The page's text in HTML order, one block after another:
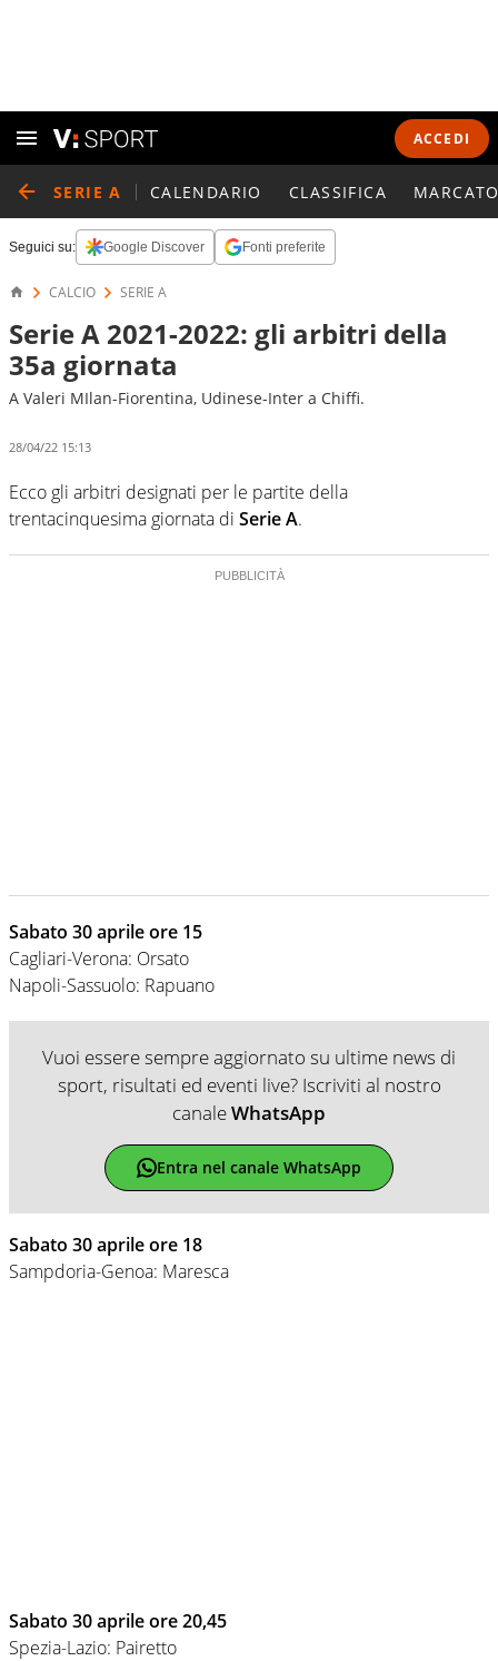
ACCEDI
SERIE A CALENDARIO CLASSIFICA
Seguici su: Google Discover Fonti preferite
CALCIO SERIE A
Serie A 2021-2022: gli arbitri della
35a giornata
A Valeri MIlan-Fiorentina, Udinese-Inter a Chiffi.
28/04/22 15:13
Ecco gli arbitri designati per le partite della
trentacinquesima giornata di Serie A.
Sabato 30 aprile ore 15
Cagliari-Verona: Orsato
Napoli-Sassuolo: Rapuano
Vuoi essere sempre aggiornato su ultime news di
sport, risultati ed eventi live? Iscriviti al nostro
canaleWhatsApp
Entra nel canale WhatsApp
Sabato 30 aprile ore 18
Sampdoria-Genoa: Maresca
Sabato 30 aprile ore 20,45
Spezia-Lazio: Pairetto